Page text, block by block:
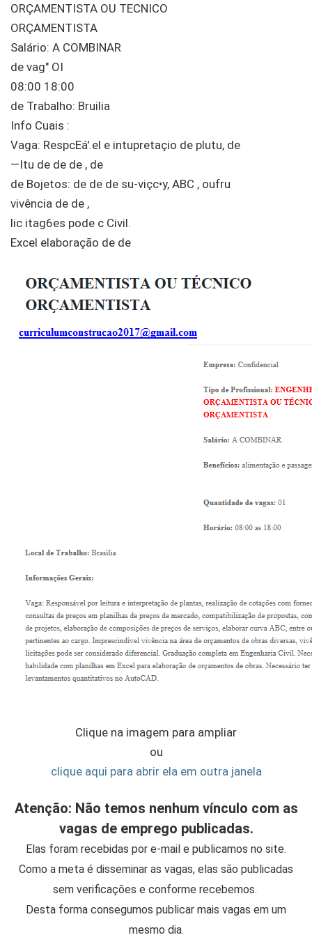
ORÇAMENTISTA OU TECNICO
ORÇAMENTISTA
Salário: A COMBINAR
de vag" OI
08:00 18:00
de Trabalho: Bruilia
Info Cuais :
Vaga: RespcEá'.el e intupretaçio de plutu, de
—Itu de de de , de
de Bojetos: de de de su-viçc•y, ABC , oufru
vivência de de ,
lic itag6es pode c Civil.
Excel elaboração de de
Clique na imagem para ampliar
ou
clique aqui para abrir ela em outra janela
Atenção: Não temos nenhum vínculo com as
vagas de emprego publicadas.
Elas foram recebidas por e-mail e publicamos no site.
Como a meta é disseminar as vagas, elas são publicadas
sem verificações e conforme recebemos.
Desta forma consegumos publicar mais vagas em um
mesmo dia.